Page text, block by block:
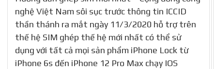
nghệ Việt Nam sôi sục trước thông tin ICCID
thần thánh ra mắt ngày 11/3/2020 hỗ trợ trên
thế hệ SIM ghép thế hệ mới nhất có thể sử
dụng với tất cả mọi sản phẩm iPhone Lock từ
iPhone 6s đến iPhone 12 Pro Max chạy IOS